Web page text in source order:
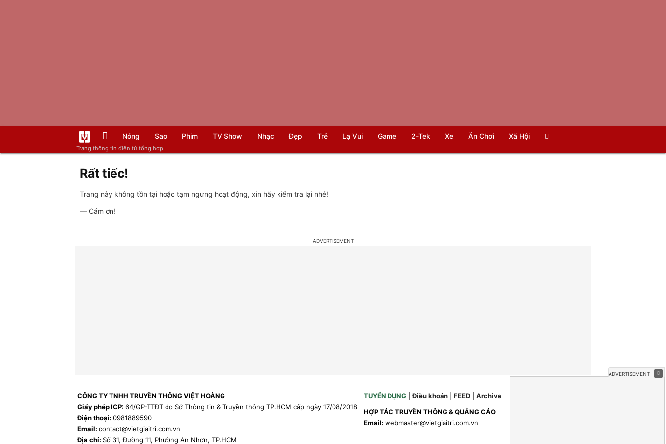
Trang thông tin điện tử tổng hợp
Nóng Sao Phim TV Show Nhạc Đẹp Trẻ Lạ Vui Game 2-Tek Xe Ăn Chơi Xã Hội
Rất tiếc!
Trang này không tồn tại hoặc tạm ngưng hoạt động, xin hãy kiểm tra lại nhé!
— Cám ơn!
CÔNG TY TNHH TRUYỀN THÔNG VIỆT HOÀNG
Giấy phép ICP: 64/GP-TTĐT do Sở Thông tin & Truyền thông TP.HCM cấp ngày 17/08/2018
Điện thoại: 0981889590
Email: contact@vietgiaitri.com.vn
Địa chỉ: Số 31, Đường 11, Phường An Nhơn, TP.HCM
TUYỂN DỤNG|Điều khoản| FEED| Archive
HỢP TÁC TRUYỀN THÔNG & QUẢNG CÁO
Email: webmaster@vietgiaitri.com.vn